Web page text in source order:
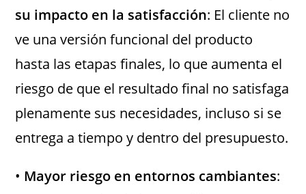
su impacto en la satisfacción: El cliente no
ve una versión funcional del producto
hasta las etapas finales, lo que aumenta el
riesgo de que el resultado final no satisfaga
plenamente sus necesidades, incluso si se
entrega a tiempo y dentro del presupuesto.
• Mayor riesgo en entornos cambiantes: